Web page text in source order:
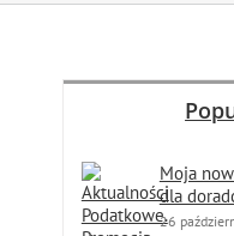
Moja
dla
26